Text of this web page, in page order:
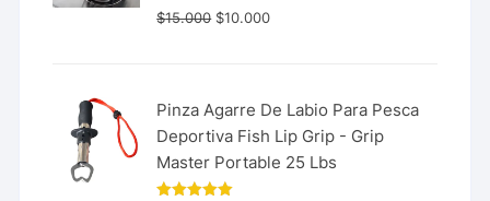
$15.000 $10.000
Pinza Agarre De Labio Para Pesca
Deportiva Fish Lip Grip - Grip
Master Portable 25 Lbs